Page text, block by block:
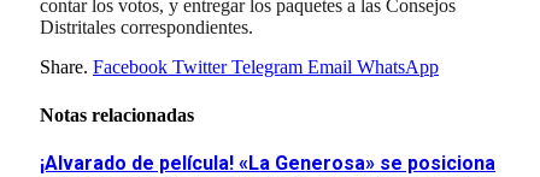
contar los votos, y entregar los paquetes a las Consejos
Distritales correspondientes.
Share. Facebook Twitter Telegram Email WhatsApp
Notas relacionadas
¡Alvarado de película! «La Generosa» se posiciona